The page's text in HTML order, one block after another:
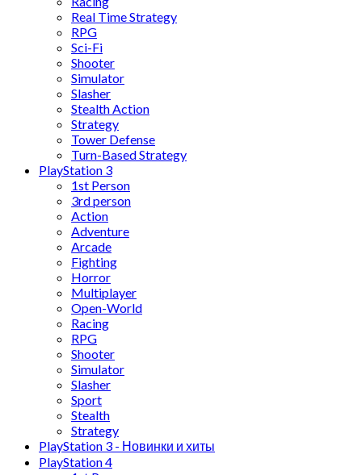
Real Time Strategy
RPG
Sci-Fi
Shooter
Simulator
Slasher
Stealth Action
Strategy
Tower Defense
Turn-Based Strategy
PlayStation 3
1st Person
3rd person
Action
Adventure
Arcade
Fighting
Horror
Multiplayer
Open-World
Racing
RPG
Shooter
Simulator
Slasher
Sport
Stealth
Strategy
PlayStation 3 - Новинки и хиты
PlayStation 4